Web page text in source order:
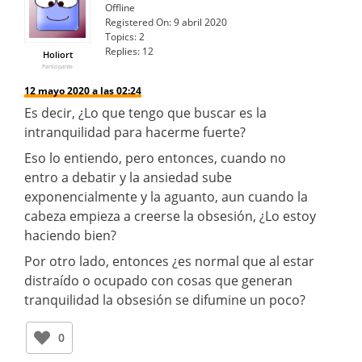
Holiort
Participante
Offline
Registered On:9 abril 2020
Topics:2
Replies: 12
12 mayo 2020 a las 02:24
Es decir, ¿Lo que tengo que buscar es la
intranquilidad para hacerme fuerte?
Eso lo entiendo, pero entonces, cuando no
entro a debatir y la ansiedad sube
exponencialmente y la aguanto, aun cuando la
cabeza empieza a creerse la obsesión, ¿Lo estoy
haciendo bien?
Por otro lado, entonces ¿es normal que al estar
distraído o ocupado con cosas que generan
tranquilidad la obsesión se difumine un poco?
0